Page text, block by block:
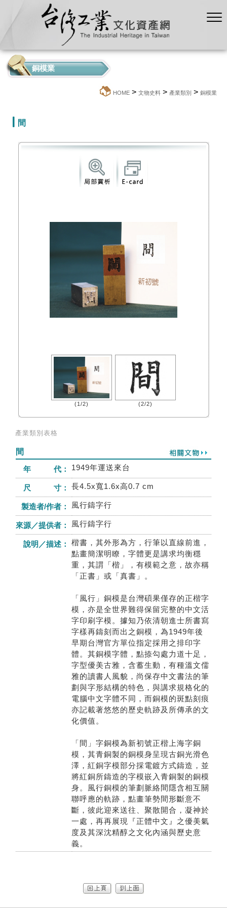
銅模業
HOME > 文物史料 > 產業類別 > 銅模業
間
(1/2) (2/2)
產業類別表格
間
年 代：
1949年運送來台
尺 寸： 長4.5x寬1.6x高0.7 cm
製造者/作者： 風行鑄字行
來源／提供者： 風行鑄字行
說明／描述：
楷書，其外形為方，行筆以直線前進，
點畫簡潔明瞭，字體更是講求均衡穩
重，其謂「楷」，有模範之意，故亦稱
「正書」或「真書」。
「風行」銅模是台灣碩果僅存的正楷字
模，亦是全世界難得保留完整的中文活
字印刷字模。據知乃依清朝進士所書寫
字樣再鑄刻而出之銅模，為1949年後
早期台灣官方單位指定採用之排印字
體。其銅模字體，點捺勾處力道十足，
字型優美古雅，含蓄生動，有種溫文儒
雅的讀書人風貌，尚保存中文書法的筆
劃與字形結構的特色，與講求規格化的
電腦中文字體不同，而銅模的斑點刻痕
亦記載著悠悠的歷史軌跡及所傳承的文
化價值。
「間」字銅模為新初號正楷上海字銅
模，其青銅製的銅模身呈現古銅光滑色
澤，紅銅字模部分採電鍍方式鑄造，並
將紅銅所鑄造的字模嵌入青銅製的銅模
身。風行銅模的筆劃脈絡間隱含相互關
聯呼應的軌跡，點畫筆勢間形斷意不
斷，彼此迎來送往、聚散開合，凝神於
一處，再再展現『正體中文』之優美氣
度及其深沈精醇之文化內涵與歷史意
義。